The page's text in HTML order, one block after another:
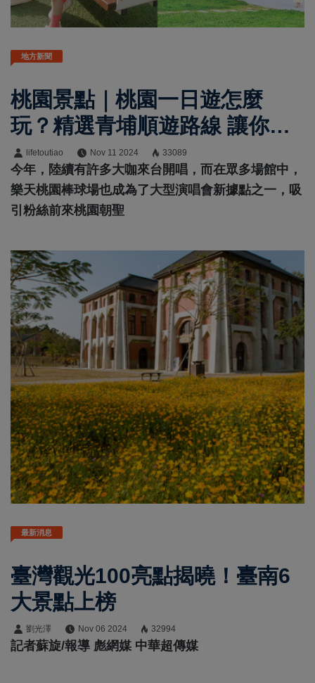
地方新聞
桃園景點｜桃園一日遊怎麼
玩？精選青埔順遊路線 讓你玩
好玩滿美照拍不完
lifetoutiao Nov 11 2024 33089
今年，陸續有許多大咖來台開唱，而在眾多場館中，
樂天桃園棒球場也成為了大型演唱會新據點之一，吸
引粉絲前來桃園朝聖
最新消息
臺灣觀光100亮點揭曉！臺南6
大景點上榜
劉光澤 Nov 06 2024 32994
記者蘇旋/報導 彪網媒 中華超傳媒